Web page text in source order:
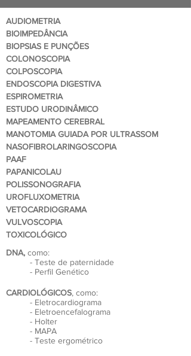
AUDIOMETRIA
BIOIMPEDÂNCIA
BIOPSIAS E PUNÇÕES
COLONOSCOPIA
COLPOSCOPIA
ENDOSCOPIA DIGESTIVA
ESPIROMETRIA
ESTUDO URODINÂMICO
MAPEAMENTO CEREBRAL
MANOTOMIA GUIADA POR ULTRASSOM
NASOFIBROLARINGOSCOPIA
PAAF
PAPANICOLAU
POLISSONOGRAFIA
UROFLUXOMETRIA
VETOCARDIOGRAMA
VULVOSCOPIA
TOXICOLÓGICO
DNA, como:
- Teste de paternidade
- Perfil Genético
CARDIOLÓGICOS, como:
- Eletrocardiograma
- Eletroencefalograma
- Holter
- MAPA
- Teste ergométrico